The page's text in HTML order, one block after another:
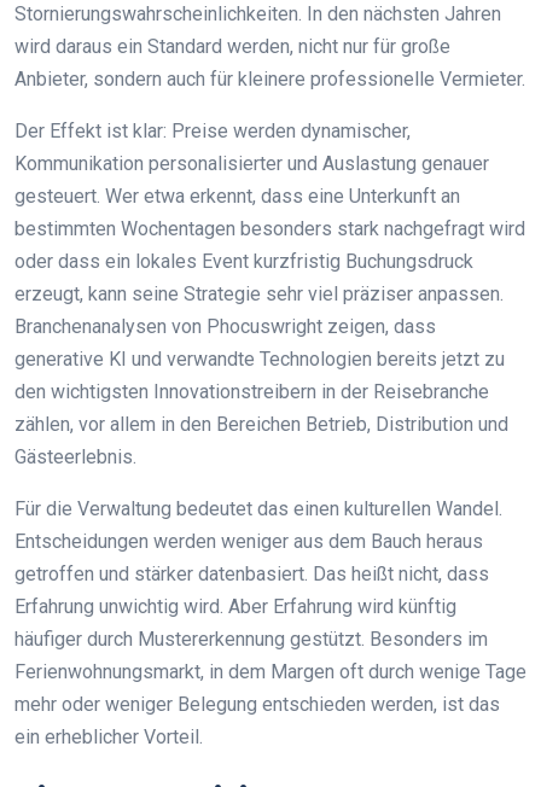
Stornierungswahrscheinlichkeiten. In den nächsten Jahren
wird daraus ein Standard werden, nicht nur für große
Anbieter, sondern auch für kleinere professionelle Vermieter.
Der Effekt ist klar: Preise werden dynamischer,
Kommunikation personalisierter und Auslastung genauer
gesteuert. Wer etwa erkennt, dass eine Unterkunft an
bestimmten Wochentagen besonders stark nachgefragt wird
oder dass ein lokales Event kurzfristig Buchungsdruck
erzeugt, kann seine Strategie sehr viel präziser anpassen.
Branchenanalysen von Phocuswright zeigen, dass
generative KI und verwandte Technologien bereits jetzt zu
den wichtigsten Innovationstreibern in der Reisebranche
zählen, vor allem in den Bereichen Betrieb, Distribution und
Gästeerlebnis.
Für die Verwaltung bedeutet das einen kulturellen Wandel.
Entscheidungen werden weniger aus dem Bauch heraus
getroffen und stärker datenbasiert. Das heißt nicht, dass
Erfahrung unwichtig wird. Aber Erfahrung wird künftig
häufiger durch Mustererkennung gestützt. Besonders im
Ferienwohnungsmarkt, in dem Margen oft durch wenige Tage
mehr oder weniger Belegung entschieden werden, ist das
ein erheblicher Vorteil.